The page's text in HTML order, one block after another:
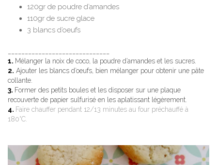
120gr de poudre d’amandes
110gr de sucre glace
3 blancs d’oeufs
1. Mélanger la noix de coco, la poudre d’amandes et les sucres.
2. Ajouter les blancs d’oeufs, bien mélanger pour obtenir une pâte
collante.
3. Former des petits boules et les disposer sur une plaque
recouverte de papier sulfurisé en les aplatissant légèrement.
4. Faire chauffer pendant 12/13 minutes au four préchauffé à
180°C.